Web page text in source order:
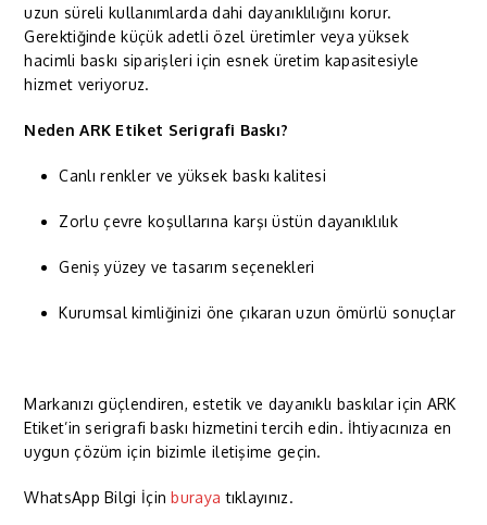
uzun süreli kullanımlarda dahi dayanıklılığını korur.
Gerektiğinde küçük adetli özel üretimler veya yüksek
hacimli baskı siparişleri için esnek üretim kapasitesiyle
hizmet veriyoruz.
Neden ARK Etiket Serigrafi Baskı?
Canlı renkler ve yüksek baskı kalitesi
Zorlu çevre koşullarına karşı üstün dayanıklılık
Geniş yüzey ve tasarım seçenekleri
Kurumsal kimliğinizi öne çıkaran uzun ömürlü sonuçlar
Markanızı güçlendiren, estetik ve dayanıklı baskılar için ARK
Etiket’in serigrafi baskı hizmetini tercih edin. İhtiyacınıza en
uygun çözüm için bizimle iletişime geçin.
WhatsApp Bilgi İçinburaya tıklayınız.